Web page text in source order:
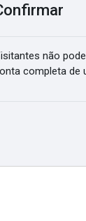
não
completa de